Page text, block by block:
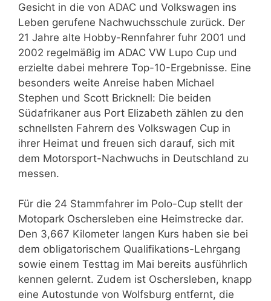
Gesicht in die von ADAC und Volkswagen ins
Leben gerufene Nachwuchsschule zurück. Der
21 Jahre alte Hobby-Rennfahrer fuhr 2001 und
2002 regelmäßig im ADAC VW Lupo Cup und
erzielte dabei mehrere Top-10-Ergebnisse. Eine
besonders weite Anreise haben Michael
Stephen und Scott Bricknell: Die beiden
Südafrikaner aus Port Elizabeth zählen zu den
schnellsten Fahrern des Volkswagen Cup in
ihrer Heimat und freuen sich darauf, sich mit
dem Motorsport-Nachwuchs in Deutschland zu
messen.
Für die 24 Stammfahrer im Polo-Cup stellt der
Motopark Oschersleben eine Heimstrecke dar.
Den 3,667 Kilometer langen Kurs haben sie bei
dem obligatorischem Qualifikations-Lehrgang
sowie einem Testtag im Mai bereits ausführlich
kennen gelernt. Zudem ist Oschersleben, knapp
eine Autostunde von Wolfsburg entfernt, die